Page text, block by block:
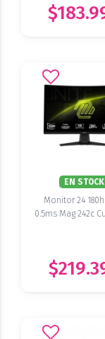
EN STOCK
Monitor 24
0.5ms Mag 242c